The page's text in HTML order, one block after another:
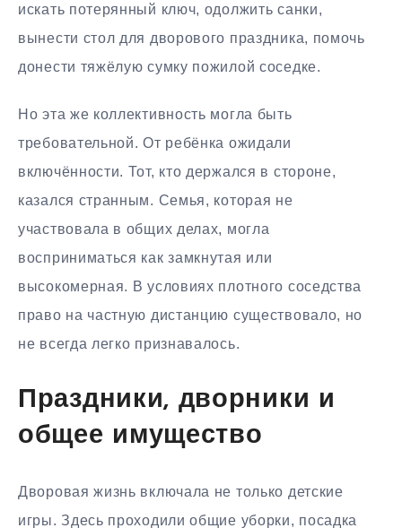
искать потерянный ключ, одолжить санки,
вынести стол для дворового праздника, помочь
донести тяжёлую сумку пожилой соседке.
Но эта же коллективность могла быть
требовательной. От ребёнка ожидали
включённости. Тот, кто держался в стороне,
казался странным. Семья, которая не
участвовала в общих делах, могла
восприниматься как замкнутая или
высокомерная. В условиях плотного соседства
право на частную дистанцию существовало, но
не всегда легко признавалось.
Праздники, дворники и
общее имущество
Дворовая жизнь включала не только детские
игры. Здесь проходили общие уборки, посадка